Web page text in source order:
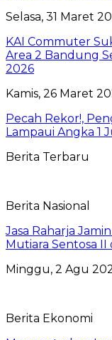
Selasa, 31 Maret
KAI Commuter
Area 2 Bandung
2026
Kamis, 26 Maret
Pecah Rekor!,
Lampaui Angka 1
Berita Terbaru
Berita Nasional
Jasa Raharja
Mutiara Sentosa
Minggu, 2 Agu
Berita Ekonomi